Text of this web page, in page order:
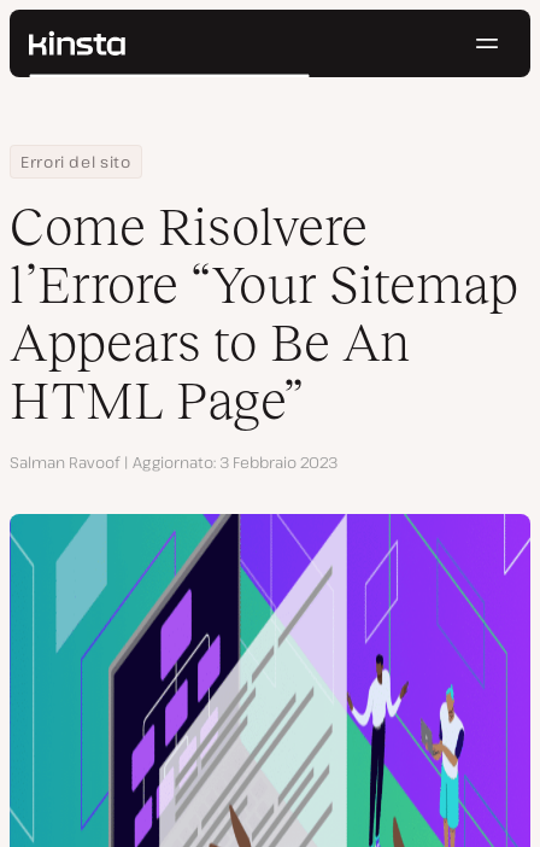
Kinsta®
Prezzi
Contatti
Cerca
Home
Centro Risorse
Blog
Errori del sito
Come Risolvere l’Errore “Your Sitemap Appears to Be An HTML
Come Risolvere
l’Errore “Your Sitemap
Appears to Be An
HTML Page”
Autore
Salman Ravoof Aggiornato 3 Febbraio 2023